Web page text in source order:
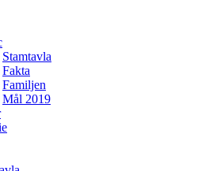
Stamtavla
Fakta
Familjen
Mål 2019